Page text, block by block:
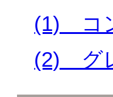
(1) コ
(2) グ